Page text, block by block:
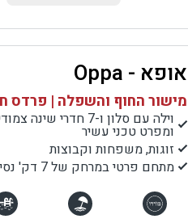
אופא - Oppa
מישור החוף והשפלה | פרדס
ומפרט טכני עשיר
זוגות, משפחות וקבוצות
מתחם פרטי במרחק של 7 דק' נסיעה לחוף הים, מסעדות ,בתי קפה ועוד...